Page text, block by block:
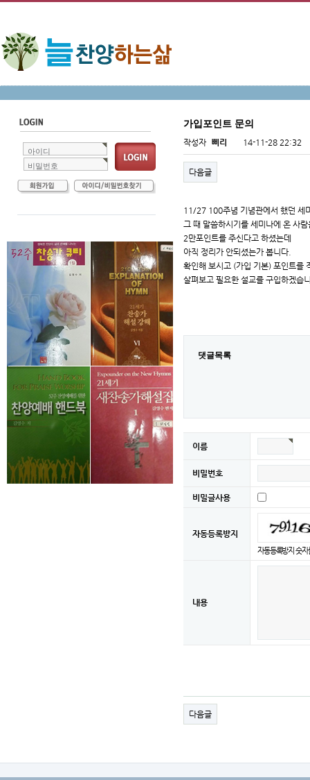
아이디
비밀번호
가입포인트 문의
작성자 삐리 14-11-28 22:32
다음글
11/27 100주념 기념관에서 했던 세
그 때 말씀하시기를 세미나에 온 사
2만포인트를 주신다고 하셨는데
아직 정리가 안되셨는가 봅니다.
확인해 보시고 (가입 기본) 포인트를
살펴보고 필요한 설교를 구입하겠습
댓글목록
이름
비밀번호
비밀글사용
자동등록방지
자동등록방지 숫자
내용
다음글